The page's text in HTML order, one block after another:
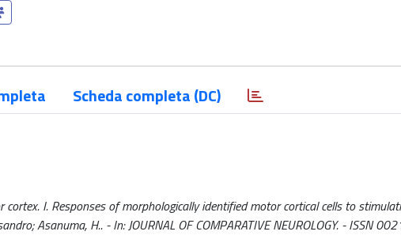
Scheda completa (DC)
I. Responses of morphologically identified motor cortical cells to
Asanuma, H.. - In: JOURNAL OF COMPARATIVE NEUROLOGY. - ISSN